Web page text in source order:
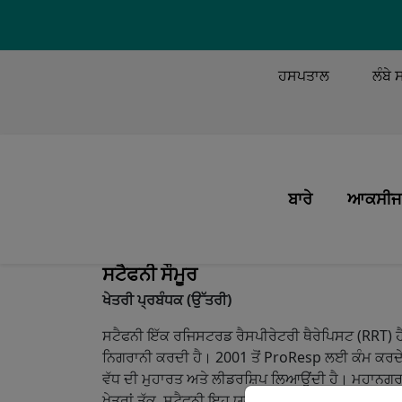
TOP
ਹਸਪਤਾਲ ਲੰਬੇ
MAIN
ਬਾਰੇ
ਸਾਡਾ ਇਤਿਹਾਸ
ਸਾਡੀ ਗੁਣਵੱਤਾਯਾਤਰਾ
ਸਟੈਫਨੀ ਸੌਮੂਰ
ਖੇਤਰੀ ਪ੍ਰਬੰਧਕ (ਉੱਤਰੀ)
ਸਟੈਫਨੀ ਇੱਕ ਰਜਿਸਟਰਡ ਰੈਸਪੀਰੇਟਰੀ ਥੈਰੇਪਿਸਟ (RRT)
ਨਿਗਰਾਨੀ ਕਰਦੀ ਹੈ। 2001 ਤੋਂ ProResp ਲਈ ਕੰਮ
ਵੱਧ ਦੀ ਮੁਹਾਰਤ ਅਤੇ ਲੀਡਰਸ਼ਿਪ ਲਿਆਉਂਦੀ ਹੈ।